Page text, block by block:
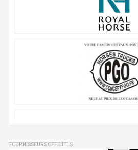
FOURNISSEURS OFFICIELS